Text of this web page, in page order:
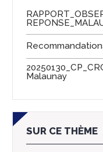
Malaunay
SUR CE THÈME